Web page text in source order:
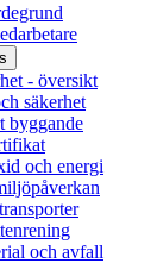
- översikt
säkerhet
byggande
och energi
och avfall